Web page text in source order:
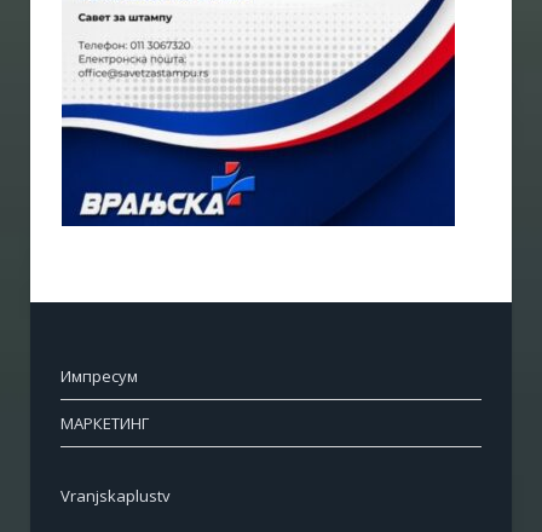
Импресум
МАРКЕТИНГ
Vranjskaplustv